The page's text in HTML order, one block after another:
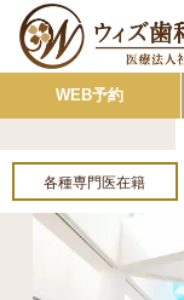
WEB予約
各種専門医在籍